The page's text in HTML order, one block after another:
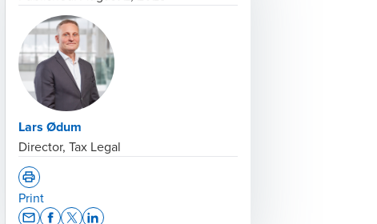
Lars Ødum
Director, Tax Legal
Print